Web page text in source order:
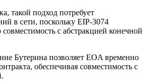
такой подход потребует
в сети, поскольку EIP-3074
с абстракцией конечной
Бутерина позволяет EOA временно
обеспечивая совместимость с